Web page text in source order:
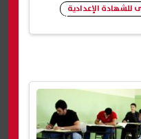
شارك
للشهادة الإعدادية